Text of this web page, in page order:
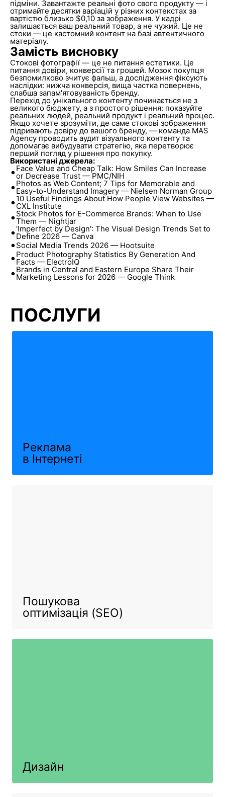
підміни. Завантажте реальні фото свого продукту — і
отримайте десятки варіацій у різних контекстах за
вартістю близько $0,10 за зображення. У кадрі
залишається ваш реальний товар, а не чужий. Це не
стоки — це кастомний контент на базі автентичного
матеріалу.
Замість висновку
Стокові фотографії — це не питання естетики. Це
питання довіри, конверсії та грошей. Мозок покупця
безпомилково зчитує фальш, а дослідження фіксують
наслідки: нижча конверсія, вища частка повернень,
слабша запам'ятовуваність бренду.
Перехід до унікального контенту починається не з
великого бюджету, а з простого рішення: показуйте
реальних людей, реальний продукт і реальний процес.
Якщо хочете зрозуміти, де саме стокові зображення
підривають довіру до вашого бренду, — команда MAS
Agency проводить аудит візуального контенту та
допомагає вибудувати стратегію, яка перетворює
перший погляд у рішення про покупку.
Використані джерела:
•Face Value and Cheap Talk: How Smiles Can Increase
or Decrease Trust — PMC/NIH
•Photos as Web Content; 7 Tips for Memorable and
Easy-to-Understand Imagery — Nielsen Norman Group
•10 Useful Findings About How People View Websites —
CXL Institute
•Stock Photos for E-Commerce Brands: When to Use
Them — Nightjar
•'Imperfect by Design': The Visual Design Trends Set to
Define 2026 — Canva
•Social Media Trends 2026 — Hootsuite
•Product Photography Statistics By Generation And
Facts — ElectroIQ
•Brands in Central and Eastern Europe Share Their
Marketing Lessons for 2026 — Google Think
ПОСЛУГИ
Реклама
в Інтернеті
Пошукова
оптимізація (SEO)
Дизайн